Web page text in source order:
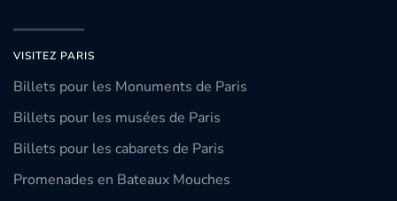
VISITEZ PARIS
Billets pour les Monuments de Paris
Billets pour les musées de Paris
Billets pour les cabarets de Paris
Promenades en Bateaux Mouches